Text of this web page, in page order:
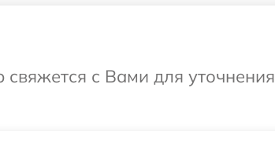
с Вами для уточнения